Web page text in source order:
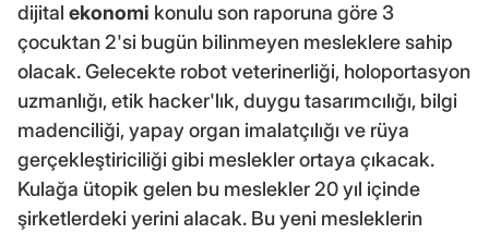
dijital ekonomi konulu son raporuna göre 3
çocuktan 2'si bugün bilinmeyen mesleklere sahip
olacak. Gelecekte robot veterinerliği, holoportasyon
uzmanlığı, etik hacker'lık, duygu tasarımcılığı, bilgi
madenciliği, yapay organ imalatçılığı ve rüya
gerçekleştiriciliği gibi meslekler ortaya çıkacak.
Kulağa ütopik gelen bu meslekler 20 yıl içinde
şirketlerdeki yerini alacak. Bu yeni mesleklerin